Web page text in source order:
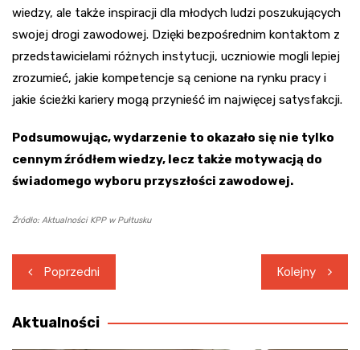
wiedzy, ale także inspiracji dla młodych ludzi poszukujących
swojej drogi zawodowej. Dzięki bezpośrednim kontaktom z
przedstawicielami różnych instytucji, uczniowie mogli lepiej
zrozumieć, jakie kompetencje są cenione na rynku pracy i
jakie ścieżki kariery mogą przynieść im najwięcej satysfakcji.
Podsumowując, wydarzenie to okazało się nie tylko
cennym źródłem wiedzy, lecz także motywacją do
świadomego wyboru przyszłości zawodowej.
Źródło: Aktualności KPP w Pułtusku
Nawigacja
wpisu
Poprzedni Kolejny
Aktualności